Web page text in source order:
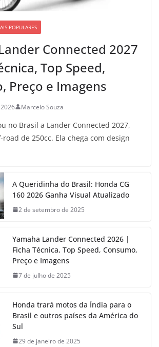
POPULARES
Connected 2027
Top Speed,
Preço e Imagens
Marcelo Souza
no Brasil a Lander Connected 2027,
de 250cc. Ela chega com design
A Queridinha do Brasil: Honda CG
160 2026 Ganha Visual Atualizado
2 de setembro de 2025
Yamaha Lander Connected 2026 |
Ficha Técnica, Top Speed, Consumo,
Preço e Imagens
7 de julho de 2025
Honda trará motos da Índia para o
Brasil e outros países da América do
Sul
29 de janeiro de 2025